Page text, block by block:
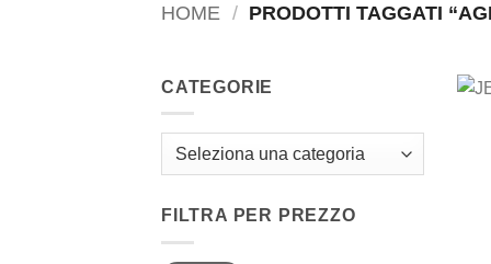
HOME / PRODOTTI TAGGATI
CATEGORIE
FILTRA PER PREZZO